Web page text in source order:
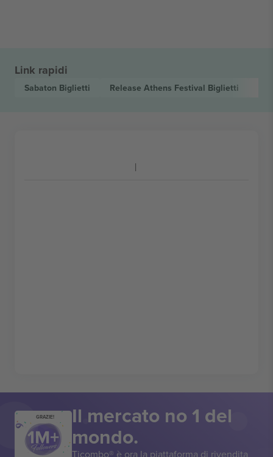
Link rapidi
Sabaton Biglietti Release Athens Festival Biglietti
GRAZIE! Il mercato no 1 del
mondo.
Ticombo® è ora la piattaforma di rivendita